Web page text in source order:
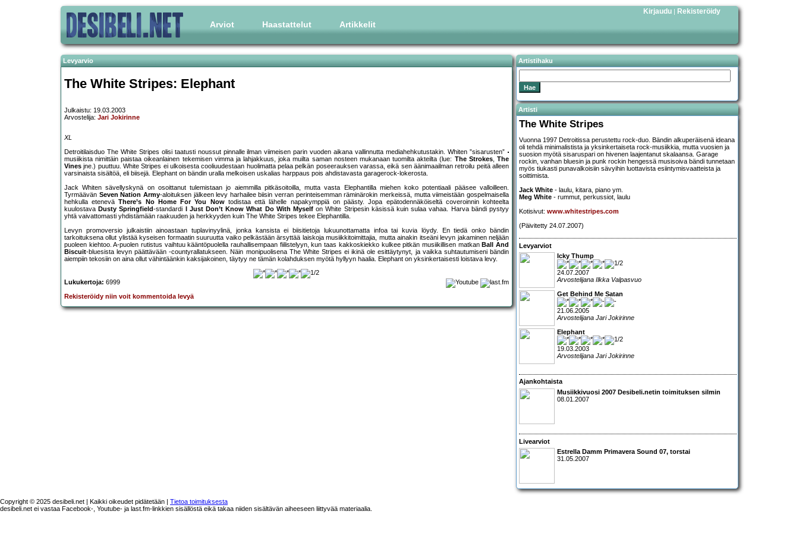
Arviot Haastattelut Artikkelit
Kirjaudu | Rekisteröidy
Levyarvio
The White Stripes: Elephant
Julkaistu: 19.03.2003
Arvostelija: Jari Jokirinne
XL
Detroitilaisduo The White Stripes olisi taatusti noussut pinnalle ilman viimeisen parin vuoden aikana vallinnutta mediahehkutustakin. Whiten ”sisarusten”
musiikista nimittäin paistaa oikeanlainen tekemisen vimma ja lahjakkuus, joka muilta saman nosteen mukanaan tuomilta akteilta (lue: The Strokes, The
Vines jne.) puuttuu. White Stripes ei ulkoisesta cooliuudestaan huolimatta pelaa pelkän poseerauksen varassa, eikä sen äänimaailman retroilu peitä alleen
varsinaista sisältöä, eli biisejä. Elephant on bändin uralla melkoisen uskalias harppaus pois ahdistavasta garagerock-lokerosta.
Jack Whiten sävellyskynä on osoittanut tulemistaan jo aiemmilla pitkäsoitoilla, mutta vasta Elephantilla miehen koko potentiaali pääsee valloilleen.
Tyrmäävän Seven Nation Army-aloituksen jälkeen levy harhailee biisin verran perinteisemman räminärokin merkeissä, mutta viimeistään gospelmaisella
hehkulla eteneväThere’s No Home For You Nowtodistaa että lähelle napakymppiä on päästy. Jopa epätodennäköiseltä coveroinnin kohteelta
kuulostava Dusty Springfield-standardi I Just Don’t Know What Do With Myself on White Stripesin käsissä kuin sulaa vahaa. Harva bändi pystyy
yhtä vaivattomasti yhdistämään raakuuden ja herkkyyden kuin The White Stripes tekee Elephantilla.
Levyn promoversio julkaistiin ainoastaan tuplavinyylinä, jonka kansista ei biisitietoja lukuunottamatta infoa tai kuvia löydy. En tiedä onko bändin
tarkoituksena ollut ylistää kyseisen formaatin suuruutta vaiko pelkästään ärsyttää laiskoja musiikkitoimittajia, mutta ainakin itseäni levyn jakaminen neljään
puoleen kiehtoo. A-puolen rutistus vaihtuu kääntöpuolella rauhallisempaan fiilistelyyn, kun taas kakkoskiekko kulkee pitkän musiikillisen matkan Ball And
Biscuit-bluesista levyn päättävään-countyrallatukseen. Näin monipuolisena The White Stripes ei ikinä ole esittäytynyt, ja vaikka suhtautumiseni bändin
aiempiin tekosiin on aina ollut vähintäänkin kaksijakoinen, täytyy ne tämän kolahduksen myötä hyllyyn haalia. Elephant on yksinkertaisesti loistava levy.
Lukukertoja: 6999
Rekisteröidy niin voit kommentoida levyä
Artistihaku
Artisti
The White Stripes
Vuonna 1997 Detroitissa perustettu rock-duo. Bändin alkuperäisenä ideana
oli tehdä minimalistista ja yksinkertaiseta rock-musiikkia, mutta vuosien ja
suosion myötä sisaruspari on hivenen laajentanut skalaansa. Garage
rockin, vanhan bluesin ja punk rockin hengessä musisoiva bändi tunnetaan
myös tiukasti punavalkoisiin sävyihin luottavista esiintymisvaatteista ja
soittimista.
Jack White - laulu, kitara, piano ym.
Meg White - rummut, perkussiot, laulu
Kotisivut: www.whitestripes.com
(Päivitetty 24.07.2007)
Levyarviot
Icky Thump
24.07.2007
Arvostelijana Ilkka Valpasvuo
Get Behind Me Satan
21.06.2005
Arvostelijana Jari Jokirinne
Elephant
19.03.2003
Arvostelijana Jari Jokirinne
Ajankohtaista
Musiikkivuosi 2007 Desibeli.netin toimituksen silmin
08.01.2007
Livearviot
Estrella Damm Primavera Sound 07, torstai
31.05.2007
Copyright © 2025 desibeli.net | Kaikki oikeudet pidätetään | Tietoa toimituksesta
desibeli.net ei vastaa Facebook-, Youtube- ja last.fm-linkkien sisällöstä eikä takaa niiden sisältävän aiheeseen liittyvää materiaalia.